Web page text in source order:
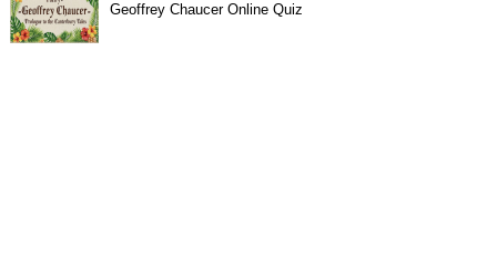
Geoffrey Chaucer Online Quiz